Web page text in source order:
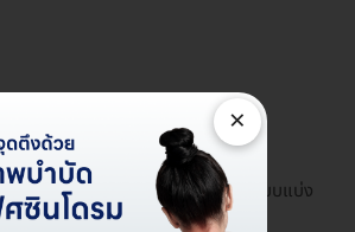
ยด้วยบัตรหลายใบได้หรือไม่?
ด้หากแจ้งแอดมินเพื่อออกลิงก์ชำระแบบแบ่ง
×